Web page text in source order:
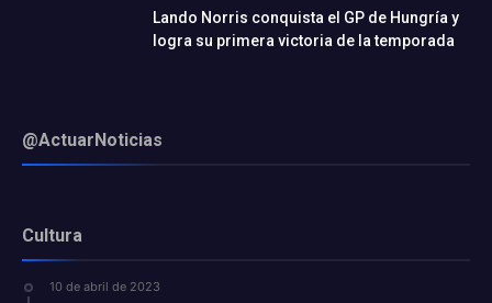
Lando Norris conquista el GP de Hungría y
logra su primera victoria de la temporada
@ActuarNoticias
Cultura
10 de abril de 2023